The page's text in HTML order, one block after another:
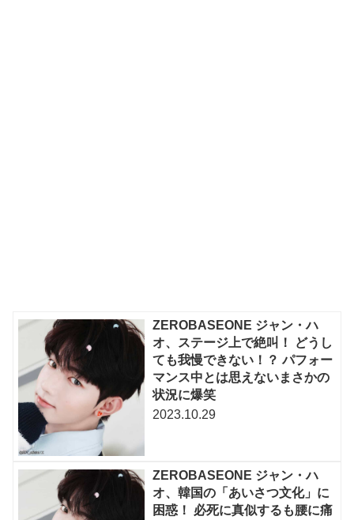
ZEROBASEONE ジャン・ハ
オ、ステージ上で絶叫！ どうし
ても我慢できない！？ パフォー
マンス中とは思えないまさかの
状況に爆笑
2023.10.29
ZEROBASEONE ジャン・ハ
オ、韓国の「あいさつ文化」に
困惑！ 必死に真似するも腰に痛